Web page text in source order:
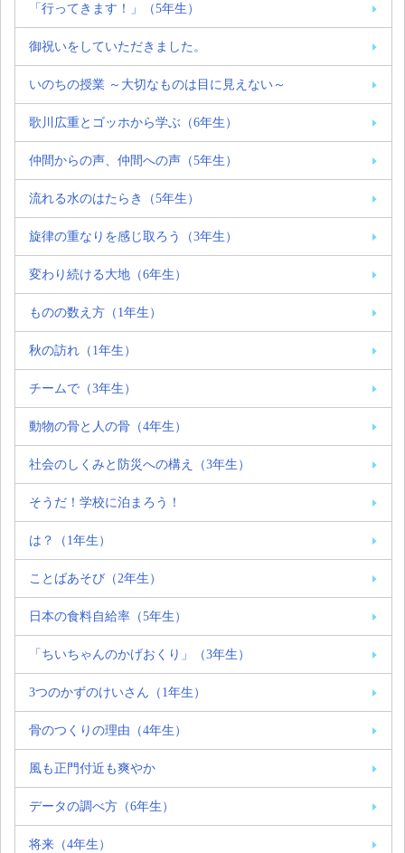
「行ってきます！」（5年生）
御祝いをしていただきました。
いのちの授業 ～大切なものは目に見えない～
歌川広重とゴッホから学ぶ（6年生）
仲間からの声、仲間への声（5年生）
流れる水のはたらき（5年生）
旋律の重なりを感じ取ろう（3年生）
変わり続ける大地（6年生）
ものの数え方（1年生）
秋の訪れ（1年生）
チームで（3年生）
動物の骨と人の骨（4年生）
社会のしくみと防災への構え（3年生）
そうだ！学校に泊まろう！
は？（1年生）
ことばあそび（2年生）
日本の食料自給率（5年生）
「ちいちゃんのかげおくり」（3年生）
3つのかずのけいさん（1年生）
骨のつくりの理由（4年生）
風も正門付近も爽やか
データの調べ方（6年生）
将来（4年生）